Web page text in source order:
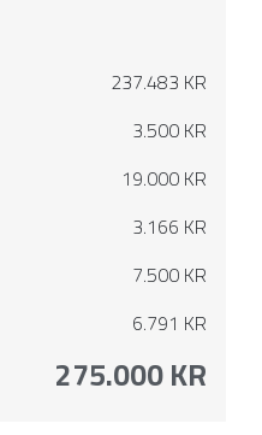
237.483 KR
3.500 KR
19.000 KR
3.166 KR
7.500 KR
6.791 KR
275.000 KR